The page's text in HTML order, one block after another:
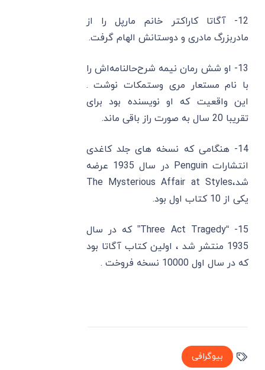
12- آگاتا کاراکتر خانم مارپل را از
مادربزرگ مادری و دوستانش الهام ‌گرفت.
13- او شش رمان نیمه شرح‌حالنامه‌اش را
با نام مستعار مری وستمکات نوشت .
این واقعیت که او نویسنده بود برای
تقریبا 20 سال به صورت راز باقی ماند.
14- هنگامی که نسخه ‌های جلد کاغدی
انتشارات Penguin در سال 1935 عرضه
شد،The Mysterious Affair at Styles
یکی از 10 کتاب اول بود.
15- “Three Act Tragedy” که در سال
1935 منتشر شد ، اولین کتاب آگاتا بود
که در سال اول 10000 نسخه فروخت .
بیوگرافی